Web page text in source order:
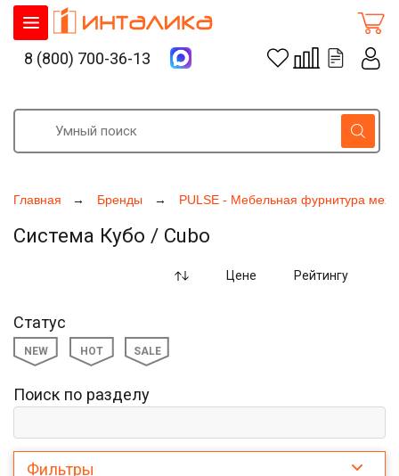
Главная Бренды PULSE - Мебельная фурнитура
Система Кубо / Cubo
Цене Рейтингу
Статус
NEW HOT SALE
Поиск по разделу
Фильтры
8 (800) 700-36-13